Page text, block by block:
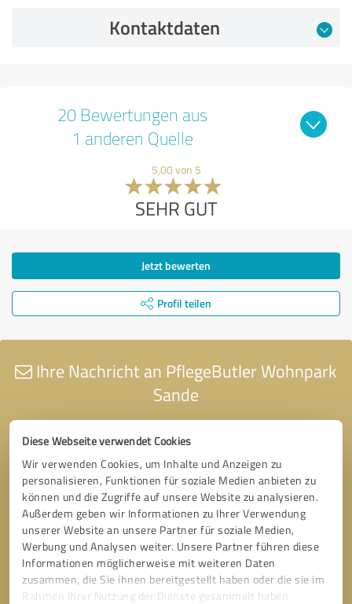
Diese Webseite verwendet Cookies
Wir verwenden Cookies, um Inhalte und Anzeigen zu
personalisieren, Funktionen für soziale Medien anbieten zu
können und die Zugriffe auf unsere Website zu analysieren.
Außerdem geben wir Informationen zu Ihrer Verwendung
unserer Website an unsere Partner für soziale Medien,
Werbung und Analysen weiter. Unsere Partner führen diese
Informationen möglicherweise mit weiteren Daten
zusammen, die Sie ihnen bereitgestellt haben oder die sie im
Rahmen Ihrer Nutzung der Dienste gesammelt haben.
Kontaktdaten
20 Bewertungen aus
1 anderen Quelle
5,00 von 5
SEHR GUT
Jetzt bewerten
Profil teilen
Ihre Nachricht an PflegeButler Wohnpark
Sande